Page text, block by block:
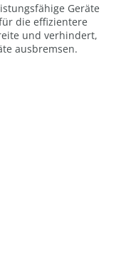
Geräte
die effizientere
und verhindert,
ausbremsen.